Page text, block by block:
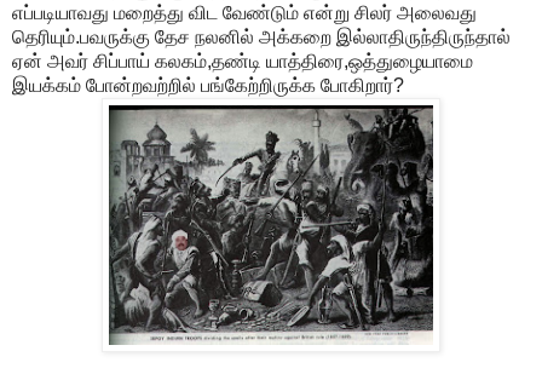
எப்படியாவது மறைத்து விட வேண்டும் என்று சிலர் அலைவது
தெரியும்.பவருக்கு தேச நலனில் அக்கறை இல்லாதிருந்திருந்தால்
ஏன் அவர் சிப்பாய் கலகம்,தண்டி யாத்திரை,ஒத்துழையாமை
இயக்கம் போன்றவற்றில் பங்கேற்றிருக்க போகிறார்?